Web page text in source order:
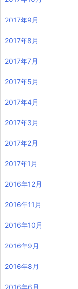
2017年9月
2017年8月
2017年7月
2017年5月
2017年4月
2017年3月
2017年2月
2017年1月
2016年12月
2016年11月
2016年10月
2016年9月
2016年8月
2016年6月